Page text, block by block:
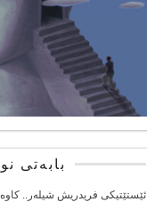
بابەتی
ئێستێتیکی فریدریش شیلەر..